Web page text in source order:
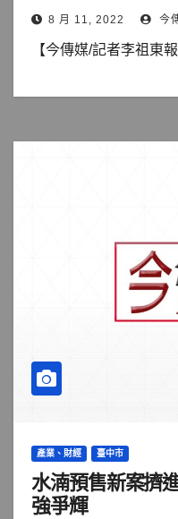
8 月 11, 2022 今
【今傳媒/記者李祖東
產業、財經 臺中市
水湳預售新案擠
強爭輝